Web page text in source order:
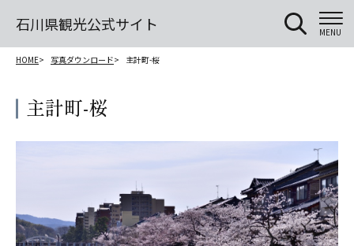
石川県観光公式サイト MENU
HOME 写真ダウンロード 主計町-桜
主計町-桜